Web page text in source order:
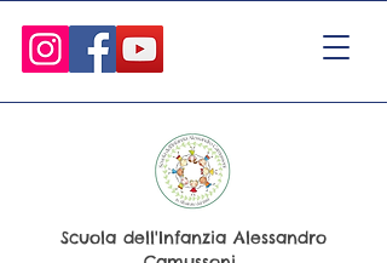
Scuola dell'Infanzia Alessandro